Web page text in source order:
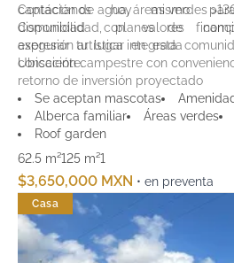
captación de agua, áreas verdes
Comunidad con valores
expresión artística integrada
Ubicación campestre con
retorno de inversión proyectado
Contáctanos hoy mismo
disponibilidad, planes de
asegurar tu lugar en esta
consciente.
Se aceptan mascotas
Alberca familiar
Áreas verdes
Roof garden
62.5 m²125 m²1
$3,650,000 MXN • en preventa
Casa